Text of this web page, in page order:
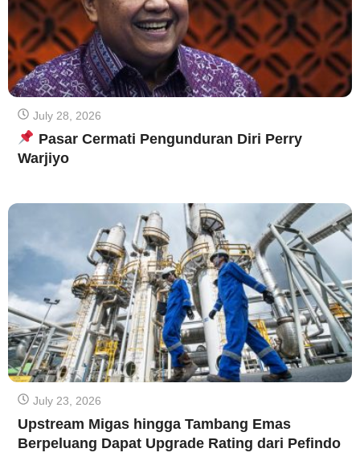
July 28, 2026
Pasar Cermati Pengunduran Diri Perry
Warjiyo
July 23, 2026
Upstream Migas hingga Tambang Emas
Berpeluang Dapat Upgrade Rating dari Pefindo